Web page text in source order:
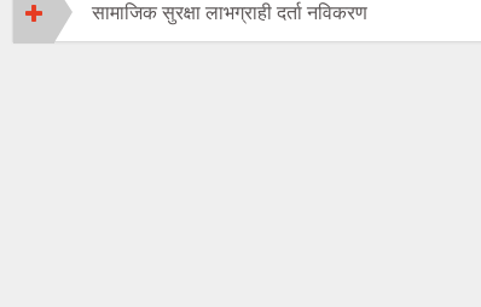
सामाजिक सुरक्षा लाभग्राही दर्ता नविकरण